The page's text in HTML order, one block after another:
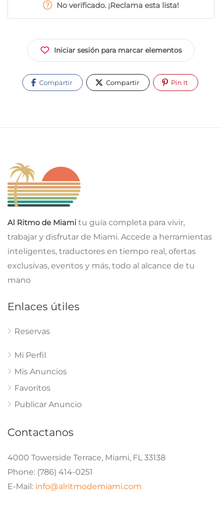
No verificado. ¡Reclama esta lista!
Iniciar sesión para marcar elementos
Compartir Compartir Pin It
Al Ritmo de Miami tu guía completa para vivir,
trabajar y disfrutar de Miami. Accede a herramientas
inteligentes, traductores en tiempo real, ofertas
exclusivas, eventos y más, todo al alcance de tu
mano
Enlaces útiles
Reservas
Mi Perfil
Mis Anuncios
Favoritos
Publicar Anuncio
Contactanos
4000 Towerside Terrace, Miami, FL 33138
Phone: (786) 414-0251
E-Mail: info@alritmodemiami.com